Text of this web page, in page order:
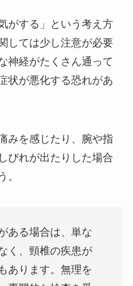
がする」という考え方
しては少し注意が必要
神経がたくさん通って
状が悪化する恐れがあ
みを感じたり、腕や指
びれが出たりした場合
。
ある場合は、単な
く、頸椎の疾患が
あります。無理を